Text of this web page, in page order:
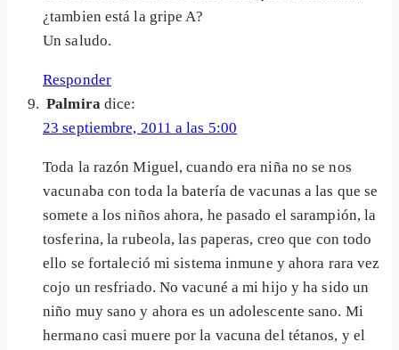
¿tambien está la gripe A?
Un saludo.
Responder
Palmira dice:
23 septiembre, 2011 a las 5:00
Toda la razón Miguel, cuando era niña no se nos
vacunaba con toda la batería de vacunas a las que se
somete a los niños ahora, he pasado el sarampión, la
tosferina, la rubeola, las paperas, creo que con todo
ello se fortaleció mi sistema inmune y ahora rara vez
cojo un resfriado. No vacuné a mi hijo y ha sido un
niño muy sano y ahora es un adolescente sano. Mi
hermano casi muere por la vacuna del tétanos, y el